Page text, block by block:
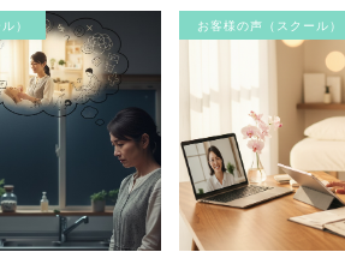
） お客様の声（スクール）